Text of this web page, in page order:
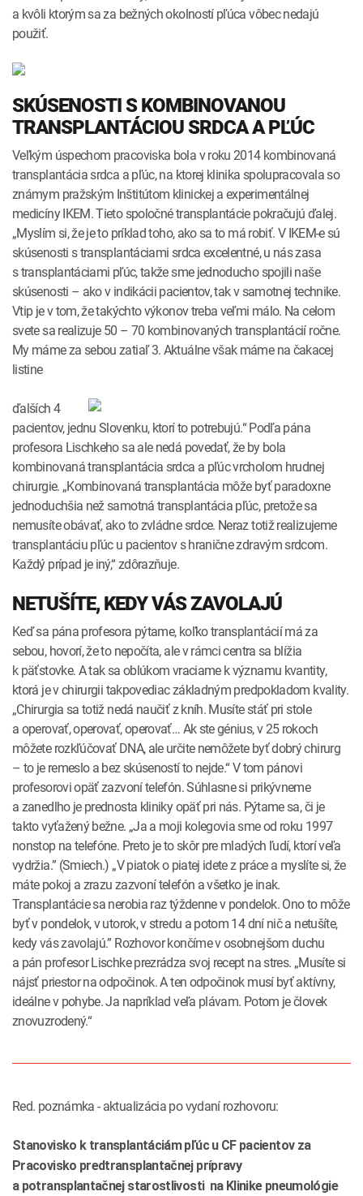
a kvôli ktorým sa za bežných okolností pľúca vôbec nedajú
použiť.
SKÚSENOSTI S KOMBINOVANOU
TRANSPLANTÁCIOU SRDCA A PĽÚC
Veľkým úspechom pracoviska bola v roku 2014 kombinovaná
transplantácia srdca a pľúc, na ktorej klinika spolupracovala so
známym pražským Inštitútom klinickej a experimentálnej
medicíny IKEM. Tieto spoločné transplantácie pokračujú ďalej.
„Myslím si, že je to príklad toho, ako sa to má robiť. V IKEM-e sú
skúsenosti s transplantáciami srdca excelentné, u nás zasa
s transplantáciami pľúc, takže sme jednoducho spojili naše
skúsenosti – ako v indikácii pacientov, tak v samotnej technike.
Vtip je v tom, že takýchto výkonov treba veľmi málo. Na celom
svete sa realizuje 50 – 70 kombinovaných transplantácií ročne.
My máme za sebou zatiaľ 3. Aktuálne však máme na čakacej
listine
ďalších 4
pacientov, jednu Slovenku, ktorí to potrebujú.“ Podľa pána
profesora Lischkeho sa ale nedá povedať, že by bola
kombinovaná transplantácia srdca a pľúc vrcholom hrudnej
chirurgie. „Kombinovaná transplantácia môže byť paradoxne
jednoduchšia než samotná transplantácia pľúc, pretože sa
nemusíte obávať, ako to zvládne srdce. Neraz totiž realizujeme
transplantáciu pľúc u pacientov s hranične zdravým srdcom.
Každý prípad je iný,“ zdôrazňuje.
NETUŠÍTE, KEDY VÁS ZAVOLAJÚ
Keď sa pána profesora pýtame, koľko transplantácií má za
sebou, hovorí, že to nepočíta, ale v rámci centra sa blížia
k päťstovke. A tak sa oblúkom vraciame k významu kvantity,
ktorá je v chirurgii takpovediac základným predpokladom kvality.
„Chirurgia sa totiž nedá naučiť z kníh. Musíte stáť pri stole
a operovať, operovať, operovať… Ak ste génius, v 25 rokoch
môžete rozkľúčovať DNA, ale určite nemôžete byť dobrý chirurg
– to je remeslo a bez skúseností to nejde.“ V tom pánovi
profesorovi opäť zazvoní telefón. Súhlasne si prikývneme
a zanedlho je prednosta kliniky opäť pri nás. Pýtame sa, či je
takto vyťažený bežne. „Ja a moji kolegovia sme od roku 1997
nonstop na telefóne. Preto je to skôr pre mladých ľudí, ktorí veľa
vydržia.” (Smiech.) „V piatok o piatej idete z práce a myslíte si, že
máte pokoj a zrazu zazvoní telefón a všetko je inak.
Transplantácie sa nerobia raz týždenne v pondelok. Ono to môže
byť v pondelok, v utorok, v stredu a potom 14 dní nič a netušíte,
kedy vás zavolajú.” Rozhovor končíme v osobnejšom duchu
a pán profesor Lischke prezrádza svoj recept na stres. „Musíte si
nájsť priestor na odpočinok. A ten odpočinok musí byť aktívny,
ideálne v pohybe. Ja napríklad veľa plávam. Potom je človek
znovuzrodený.“
Red. poznámka - aktualizácia po vydaní rozhovoru:
Stanovisko k transplantáciám pľúc u CF pacientov za
Pracovisko predtransplantačnej prípravy
a potransplantačnej starostlivosti na Klinike pneumológie